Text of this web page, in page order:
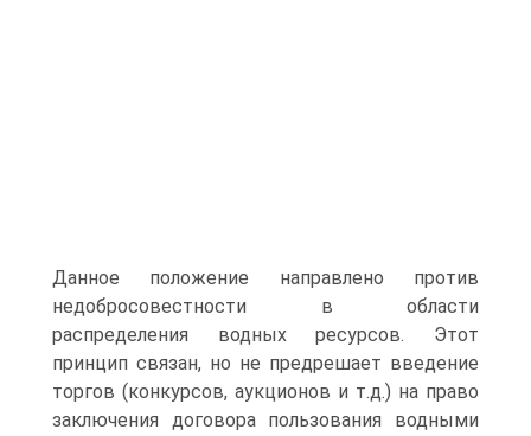
Данное положение направлено против
недобросовестности в области
распределения водных ресурсов. Этот
принцип связан, но не предрешает введение
торгов (конкурсов, аукционов и т.д.) на право
заключения договора пользования водными